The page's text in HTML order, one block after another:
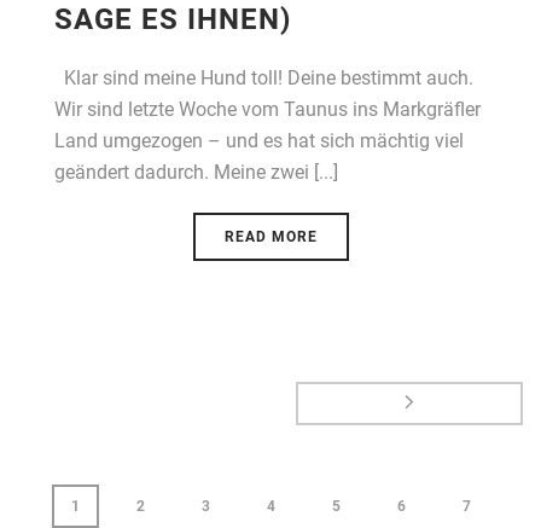
AGE ES IHNEN)
Klar sind meine Hund toll! Deine bestimmt auch.
Wir sind letzte Woche vom Taunus ins Markgräfler
Land umgezogen – und es hat sich mächtig viel
geändert dadurch. Meine zwei [...]
READ MORE
1 2 3 4 5 6 7